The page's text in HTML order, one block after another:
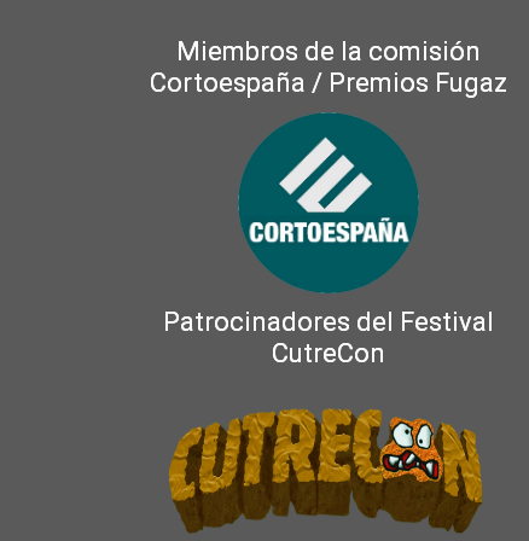
Miembros de la comisión
Cortoespaña / Premios Fugaz
Patrocinadores del Festival
CutreCon